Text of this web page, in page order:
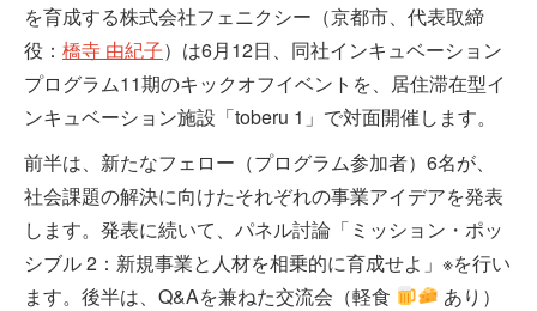
を育成する株式会社フェニクシー（京都市、代表取締
役： 橋寺 由紀子）は6月12日、同社インキュベーション
プログラム11期のキックオフイベントを、居住滞在型イ
ンキュベーション施設「toberu 1」で対面開催します。
前半は、新たなフェロー（プログラム参加者）6名が、
社会課題の解決に向けたそれぞれの事業アイデアを発表
します。発表に続いて、パネル討論「ミッション・ポッ
シブル 2：新規事業と人材を相乗的に育成せよ」※を行い
ます。後半は、Q&Aを兼ねた交流会（軽食
あり）